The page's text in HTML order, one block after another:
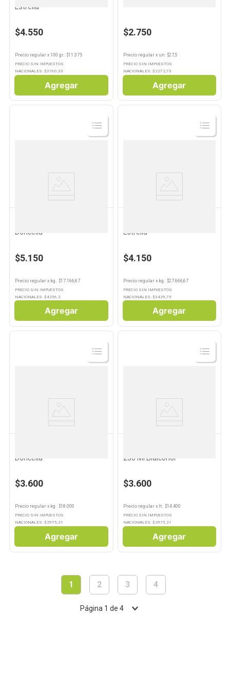
Estrella
$4.550
Precio regular x 100 gr.: $11.375
PRECIO SIN IMPUESTOS
NACIONALES: $3760,33
Agregar
$2.750
Precio regularx un: $27,5
PRECIO SIN IMPUESTOS
NACIONALES: $ 2272,73
Agregar
Ver
Producto
Doncella
$5.150
Precio regular x kg. : $17.166,67
PRECIO SIN IMPUESTOS
NACIONALES: $4256,2
Agregar
Ver
Producto
Estrella
$4.150
Precio regularx kg. : $27.666,67
PRECIO SIN IMPUESTOS
NACIONALES: $3429,75
Agregar
Ver
Producto
Doncella
$3.600
Precio regular x kg.: $18.000
PRECIO SIN IMPUESTOS
NACIONALES: $ 2975,21
Agregar
Ver
Producto
250 Ml Bialcohol
$3.600
Precio regularx lt.: $14.400
PRECIO SIN IMPUESTOS
NACIONALES: $ 2975,21
Agregar
1 2 3 4
Página 1 de 4